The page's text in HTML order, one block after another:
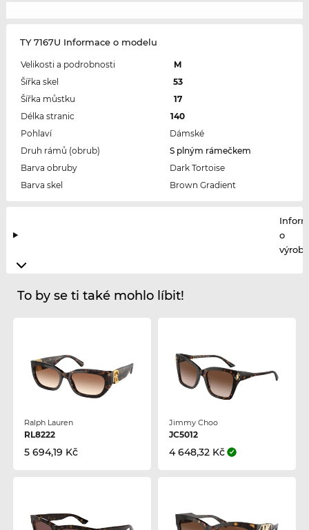
TY 7167U Informace o modelu
Velikosti a podrobnosti
M
Šířka skel
53
Šířka můstku
17
Délka stranic
140
Pohlaví
Dámské
Druh rámů (obrub)
S plným rámečkem
Barva obruby
Dark Tortoise
Barva skel
Brown Gradient
o
To by se ti také mohlo líbit!
Ralph Lauren
RL8222
5 694,19 Kč
Jimmy Choo
JC5012
4 648,32 Kč